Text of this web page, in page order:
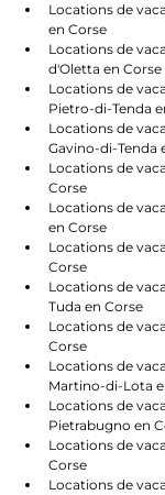
Locations de
en Corse
Locations de
d'Oletta en Corse
Locations de
Pietro-di-Tenda
Locations de
Gavino-di-Tenda
Locations de
Corse
Locations de
en Corse
Locations de
Corse
Locations de
Tuda en Corse
Locations de
Corse
Locations de
Martino-di-Lota
Locations de
Pietrabugno en
Locations de
Corse
Locations de